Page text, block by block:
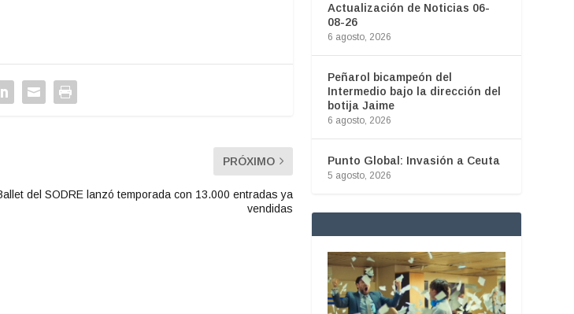
PRÓXIMO
del SODRE lanzó temporada con 13.000 entradas ya
vendidas
Actualización de Noticias 06-
08-26
6 agosto, 2026
Peñarol bicampeón del
Intermedio bajo la dirección del
botija Jaime
6 agosto, 2026
Punto Global: Invasión a Ceuta
5 agosto, 2026